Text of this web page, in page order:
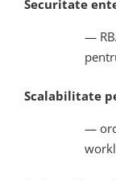
Securitate
—
Scalabilitate
—